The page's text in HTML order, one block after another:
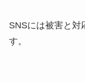
SNSには被害と対
す。